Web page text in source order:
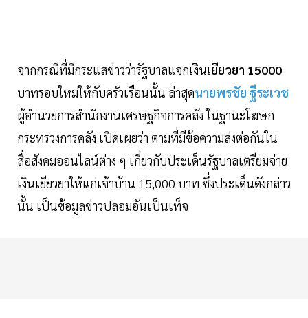
จากกรณีที่มีกระแสข่าวว่ารัฐบาลแจกเงินเยียวยา 15000
บาทรอบใหม่ให้กับครัวเรือนนั้น ล่าสุดนายพรชัย ฐีระเวช
ผู้อำนวยการสำนักงานเศรษฐกิจการคลัง ในฐานะโฆษก
กระทรวงการคลัง เปิดเผยว่า ตามที่มีข้อความส่งต่อกันใน
สื่อสังคมออนไลน์ต่าง ๆ เกี่ยวกับประเด็นรัฐบาลเตรียมจ่าย
เงินเยียวยาให้แก่เจ้าบ้าน 15,000 บาท ซึ่งประเด็นดังกล่าว
นั้น เป็นข้อมูลข่าวปลอมอันเป็นเท็จ